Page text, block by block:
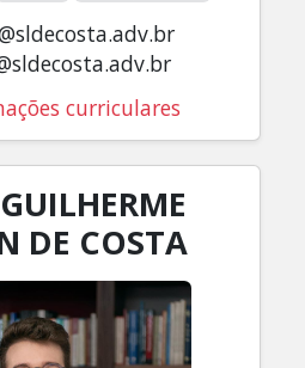
curriculares
DE COSTA